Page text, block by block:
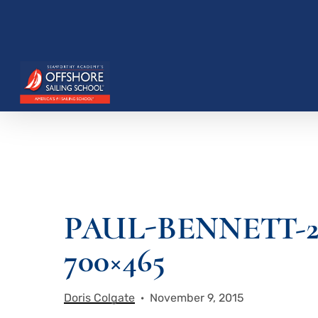
Drücken Sie die Eingabetaste, um zu suchen,
PAUL-BENNETT-
700×465
Doris Colgate November 9, 2015